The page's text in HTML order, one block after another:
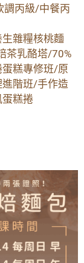
丙級/中餐丙
雜糧核桃麵
茶乳酪塔/70%
糕專修班/原
階班/手作造
糕捲